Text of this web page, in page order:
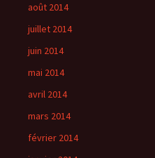
août 2014
juillet 2014
juin 2014
mai 2014
avril 2014
mars 2014
février 2014